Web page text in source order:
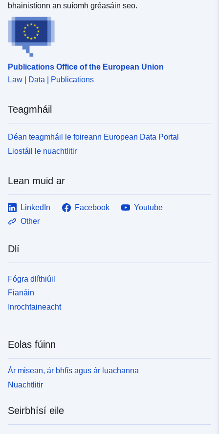
Spásúil:
Aitheantóirí:
120066022-wxs-942c77cb-
uriRef:
120066022-srv-93633917-da90-
4762-84e8-fdcd134caa0a
bhainistíonn an suíomh gréasáin seo.
Publications Office of the European Union
Law | Data | Publications
Teagmháil
Déan teagmháil le foireann European Data Portal
Liostáil le nuachtlitir
Lean muid ar
LinkedIn Facebook
Youtube
Other
Dlí
Fógra dlíthiúil
Fianáin
Inrochtaineacht
Eolas fúinn
Ár misean, ár bhfís agus ár luachanna
Nuachtlitir
Seirbhísí eile